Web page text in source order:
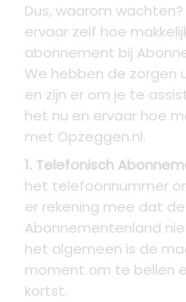
Dus, waarom
ervaar zelf hoe
abonnement bij
We hebben de zorgen
en zijn er om je te
het nu en ervaar hoe
met Opzeggen.nl.
1. Telefonisch
het telefoonnummer
er rekening mee dat
Abonnementenland
het algemeen is de
moment om te bellen
kortst.